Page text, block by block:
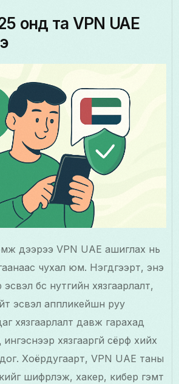
онд та VPN UAE
дээрээ VPN UAE ашиглах нь
чухал юм. Нэгдүгээрт, энэ
бүс нутгийн хязгаарлалт,
эсвэл аппликейшн руу
хязгаарлалт давж гарахад
хязгааргүй сёрф хийх
Хоёрдугаарт, VPN UAE таны
шифрлэж, хакер, кибер гэмт